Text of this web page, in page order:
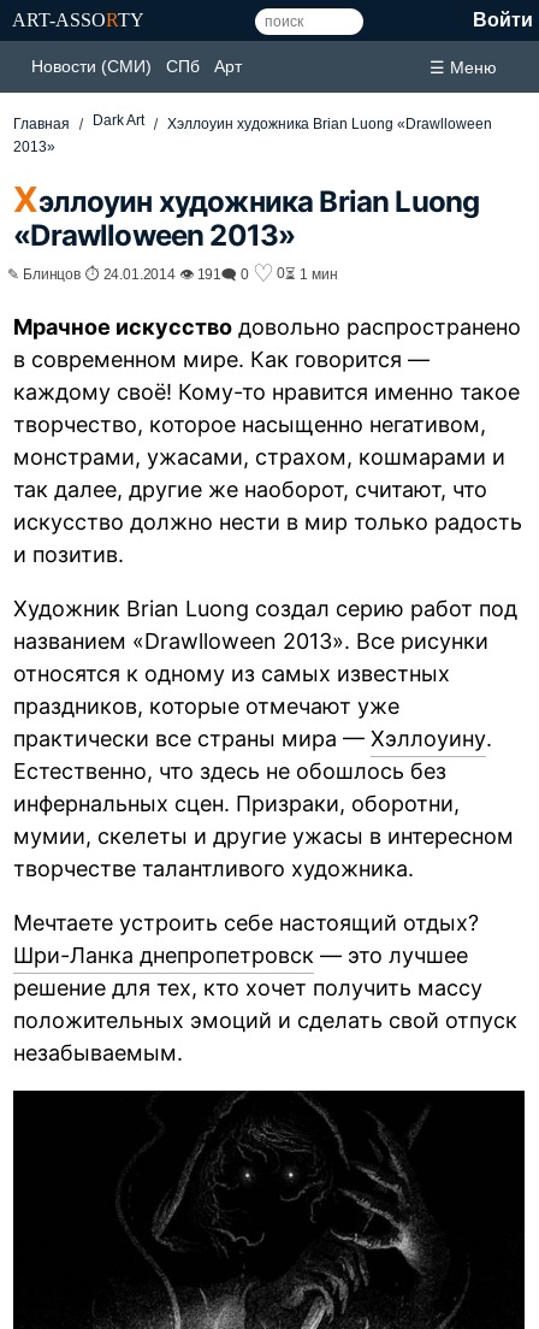
ART-ASSORTY Войти
Новости (СМИ) СПб Арт ☰ Меню
Главная Dark Art
Хэллоуин художника Brian Luong «Drawlloween
2013»
Хэллоуин художника Brian Luong
«Drawlloween 2013»
✎ Блинцов ⏱ 24.01.2014 👁 191🗨 0 ♡ 0⏳ 1 мин
Мрачное искусство довольно распространено
в современном мире. Как говорится —
каждому своё! Кому-то нравится именно такое
творчество, которое насыщенно негативом,
монстрами, ужасами, страхом, кошмарами и
так далее, другие же наоборот, считают, что
искусство должно нести в мир только радость
и позитив.
Художник Brian Luong создал серию работ под
названием «Drawlloween 2013». Все рисунки
относятся к одному из самых известных
праздников, которые отмечают уже
практически все страны мира —Хэллоуину.
Естественно, что здесь не обошлось без
инфернальных сцен. Призраки, оборотни,
мумии, скелеты и другие ужасы в интересном
творчестве талантливого художника.
Мечтаете устроить себе настоящий отдых?
Шри-Ланка днепропетровск — это лучшее
решение для тех, кто хочет получить массу
положительных эмоций и сделать свой отпуск
незабываемым.